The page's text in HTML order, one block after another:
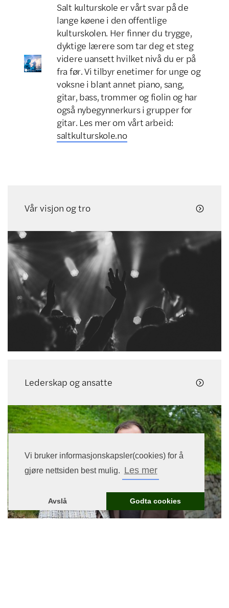
Vi bruker informasjonskapsler(cookies) for å
gjøre nettsiden best mulig. Les mer
Avslå Godta cookies
Salt kulturskole er vårt svar på de
lange køene i den offentlige
kulturskolen. Her finner du trygge,
dyktige lærere som tar deg et steg
videre uansett hvilket nivå du er på
fra før. Vi tilbyr enetimer for unge og
voksne i blant annet piano, sang,
gitar, bass, trommer og fiolin og har
også nybegynnerkurs i grupper for
gitar. Les mer om vårt arbeid:
saltkulturskole.no
Vår visjon og tro 
Lederskap og ansatte 